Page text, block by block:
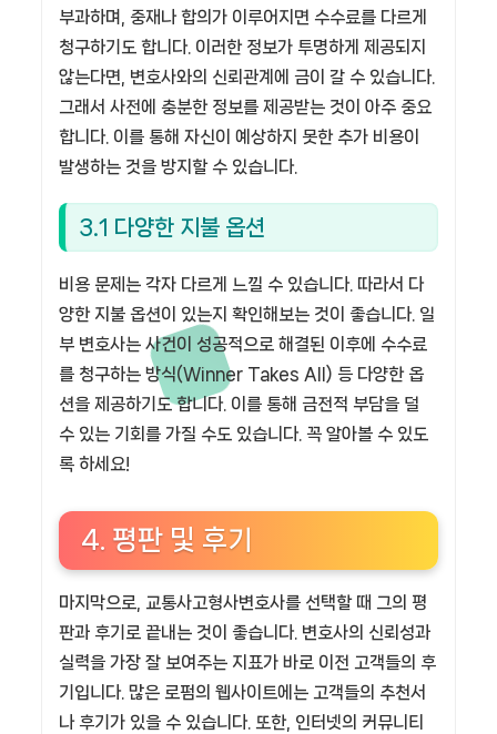
부과하며, 중재나 합의가 이루어지면 수수료를 다르게
청구하기도 합니다. 이러한 정보가 투명하게 제공되지
않는다면, 변호사와의 신뢰관계에 금이 갈 수 있습니다.
그래서 사전에 충분한 정보를 제공받는 것이 아주 중요
합니다. 이를 통해 자신이 예상하지 못한 추가 비용이
발생하는 것을 방지할 수 있습니다.
3.1 다양한 지불 옵션
비용 문제는 각자 다르게 느낄 수 있습니다. 따라서 다
양한 지불 옵션이 있는지 확인해보는 것이 좋습니다. 일
부 변호사는 사건이 성공적으로 해결된 이후에 수수료
를 청구하는 방식(Winner Takes All) 등 다양한 옵
션을 제공하기도 합니다. 이를 통해 금전적 부담을 덜
수 있는 기회를 가질 수도 있습니다. 꼭 알아볼 수 있도
록 하세요!
4. 평판 및 후기
마지막으로, 교통사고형사변호사를 선택할 때 그의 평
판과 후기로 끝내는 것이 좋습니다 . 변호사의 신뢰성과
실력을 가장 잘 보여주는 지표가 바로 이전 고객들의 후
기입니다. 많은 로펌의 웹사이트에는 고객들의 추천서
나 후기가 있을 수 있습니다. 또한, 인터넷의 커뮤니티